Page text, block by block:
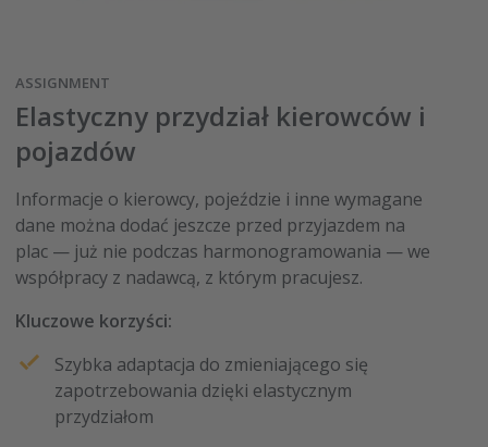
ASSIGNMENT
Elastyczny przydział kierowców i
pojazdów
Informacje o kierowcy, pojeździe i inne wymagane
dane można dodać jeszcze przed przyjazdem na
plac — już nie podczas harmonogramowania — we
współpracy z nadawcą, z którym pracujesz.
Kluczowe korzyści:
Szybka adaptacja do zmieniającego się
zapotrzebowania dzięki elastycznym
przydziałom